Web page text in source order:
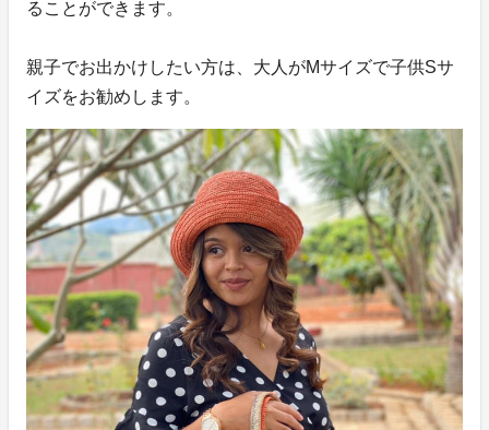
ることができます。
親子でお出かけしたい方は、大人がMサイズで子供Sサ
イズをお勧めします。